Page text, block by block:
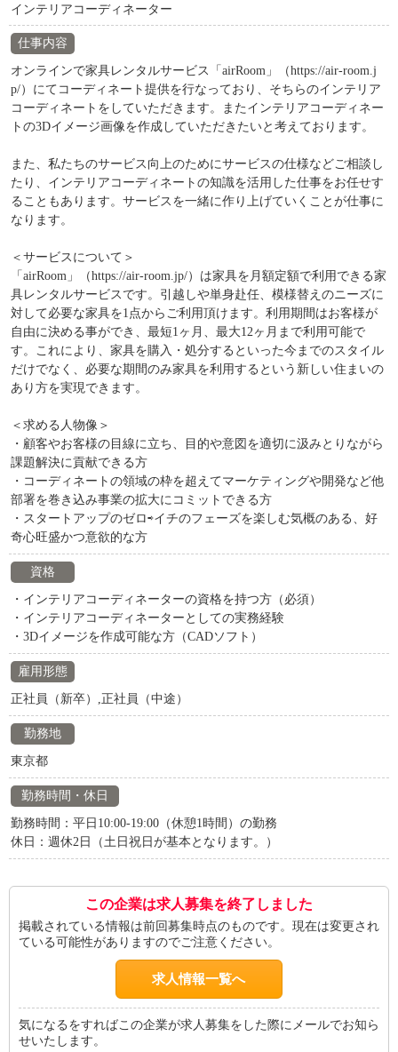
インテリアコーディネーター
仕事内容
オンラインで家具レンタルサービス「airRoom」（https://air-room.j
p/）にてコーディネート提供を行なっており、そちらのインテリア
コーディネートをしていただきます。またインテリアコーディネー
トの3Dイメージ画像を作成していただきたいと考えております。
また、私たちのサービス向上のためにサービスの仕様などご相談し
たり、インテリアコーディネートの知識を活用した仕事をお任せす
ることもあります。サービスを一緒に作り上げていくことが仕事に
なります。
＜サービスについて＞
「airRoom」（https://air-room.jp/）は家具を月額定額で利用できる家
具レンタルサービスです。引越しや単身赴任、模様替えのニーズに
対して必要な家具を1点からご利用頂けます。利用期間はお客様が
自由に決める事ができ、最短1ヶ月、最大12ヶ月まで利用可能で
す。これにより、家具を購入・処分するといった今までのスタイル
だけでなく、必要な期間のみ家具を利用するという新しい住まいの
あり方を実現できます。
＜求める人物像＞
・顧客やお客様の目線に立ち、目的や意図を適切に汲みとりながら
課題解決に貢献できる方
・コーディネートの領域の枠を超えてマーケティングや開発など他
部署を巻き込み事業の拡大にコミットできる方
・スタートアップのゼロ⇨イチのフェーズを楽しむ気概のある、好
奇心旺盛かつ意欲的な方
資格
・インテリアコーディネーターの資格を持つ方（必須）
・インテリアコーディネーターとしての実務経験
・3Dイメージを作成可能な方（CADソフト）
雇用形態
正社員（新卒）,正社員（中途）
勤務地
東京都
勤務時間・休日
勤務時間：平日10:00-19:00（休憩1時間）の勤務
休日：週休2日（土日祝日が基本となります。）
この企業は求人募集を終了しました
掲載されている情報は前回募集時点のものです。現在は変更され
ている可能性がありますのでご注意ください。
求人情報一覧へ
気になるをすればこの企業が求人募集をした際にメールでお知ら
せいたします。